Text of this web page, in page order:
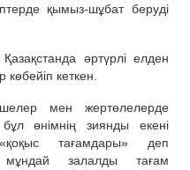
қымыз-шұбат беруді
әртүрлі елден
көбейіп кеткен.
мен жертөлелерде
өнімнің зиянды екені
тағамдары» деп
мұндай залалды тағам